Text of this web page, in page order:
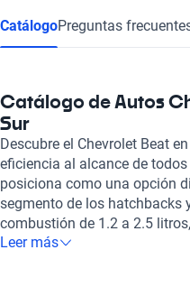
CatálogoPreguntas
Catálogo de Autos
Sur
Descubre el Chevrolet Beat
eficiencia al alcance de
posiciona como una opción
segmento de los hatchbacks
combustión de 1.2 a 2.5
ofrecer una potencia máxima
Leer más